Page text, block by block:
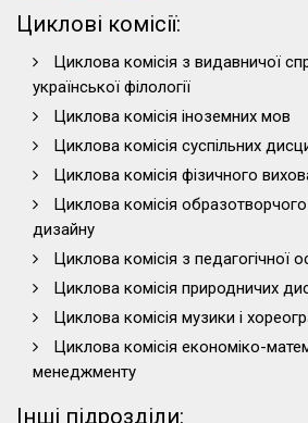
Циклові комісії:
Циклова комісія з видавничої
української філології
Циклова комісія іноземних мов
Циклова комісія суспільних
Циклова комісія фізичного
Циклова комісія
дизайну
Циклова комісія з педагогічної
Циклова комісія природничих
Циклова комісія музики і
Циклова комісія економіко-
менеджменту
Інші підрозділи: